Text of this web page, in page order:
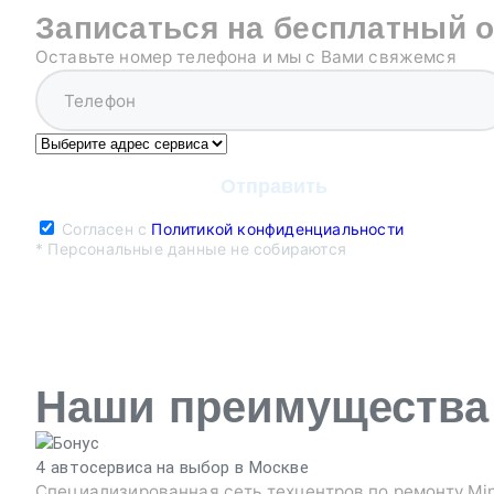
Записаться на бесплатный
Оставьте номер телефона и мы с Вами свяжемся
Согласен с Политикой конфиденциальности
* Персональные данные не собираются
Наши преимущества
4 автосервиса на выбор в Москве